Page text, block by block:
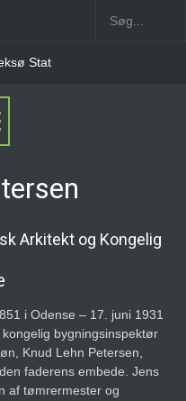
Station
Arkitekt og Kongelig
i Odense – 17. juni 1931
bygningsinspektør
Knud Lehn Petersen,
faderens embede. Jens
af tømrermester og